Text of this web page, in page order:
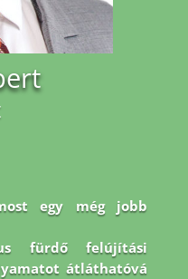
egy még jobb
fürdő felújítási
átláthatóvá